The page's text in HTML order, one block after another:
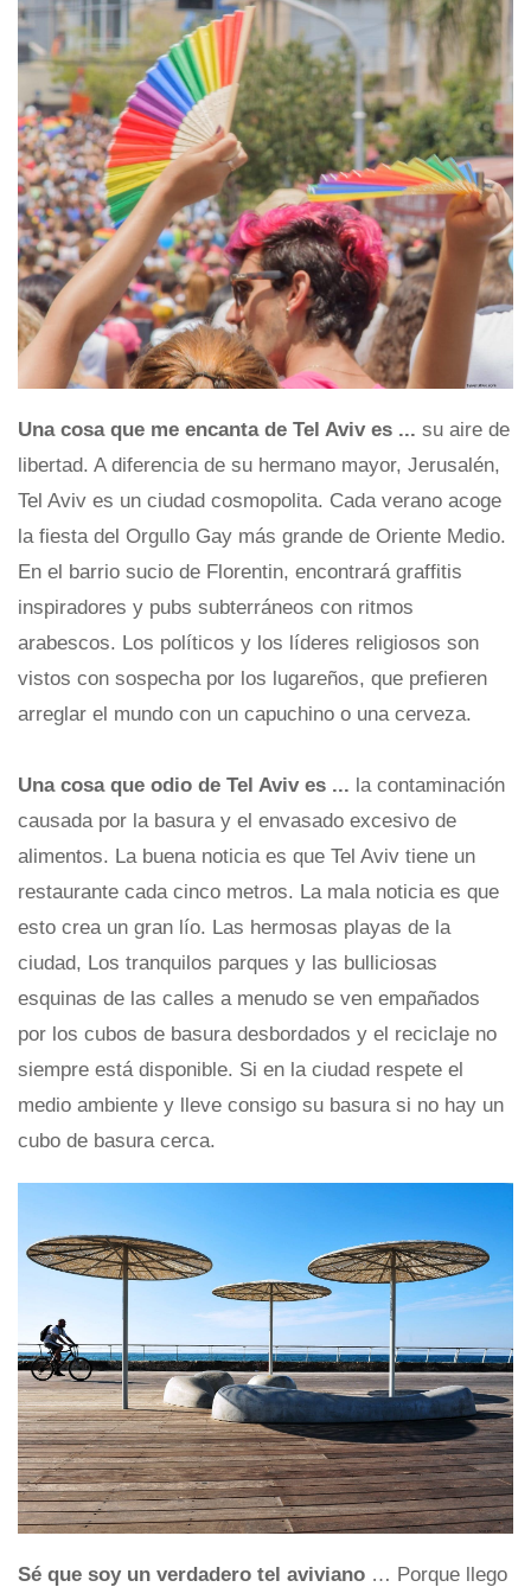
Una cosa que me encanta de Tel Aviv es ... su aire de
libertad. A diferencia de su hermano mayor, Jerusalén,
Tel Aviv es un ciudad cosmopolita. Cada verano acoge
la fiesta del Orgullo Gay más grande de Oriente Medio.
En el barrio sucio de Florentin, encontrará graffitis
inspiradores y pubs subterráneos con ritmos
arabescos. Los políticos y los líderes religiosos son
vistos con sospecha por los lugareños, que prefieren
arreglar el mundo con un capuchino o una cerveza.
Una cosa que odio de Tel Aviv es ... la contaminación
causada por la basura y el envasado excesivo de
alimentos. La buena noticia es que Tel Aviv tiene un
restaurante cada cinco metros. La mala noticia es que
esto crea un gran lío. Las hermosas playas de la
ciudad, Los tranquilos parques y las bulliciosas
esquinas de las calles a menudo se ven empañados
por los cubos de basura desbordados y el reciclaje no
siempre está disponible. Si en la ciudad respete el
medio ambiente y lleve consigo su basura si no hay un
cubo de basura cerca.
Sé que soy un verdadero tel aviviano … Porque llego